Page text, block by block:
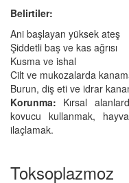
Belirtiler:
Ani başlayan yüksek ateş
Şiddetli baş ve kas ağrısı
Kusma ve ishal
Cilt ve mukozalarda
Burun, diş eti ve idrar
Korunma: Kırsal
kovucu kullanmak,
ilaçlamak.
Toksoplazmoz